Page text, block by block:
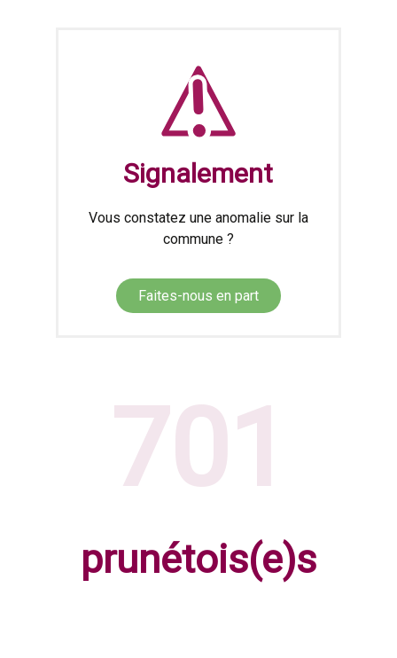
Signalement
Vous constatez une anomalie sur la
commune ?
Faites-nous en part
701
prunétois(e)s